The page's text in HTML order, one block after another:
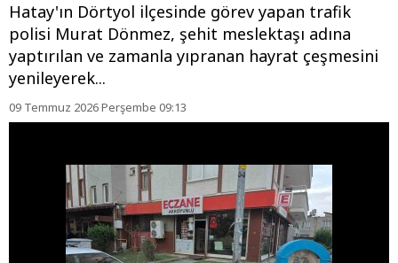
Hatay'ın Dörtyol ilçesinde görev yapan trafik
polisi Murat Dönmez, şehit meslektaşı adına
yaptırılan ve zamanla yıpranan hayrat çeşmesini
yenileyerek...
09 Temmuz 2026 Perşembe 09:13